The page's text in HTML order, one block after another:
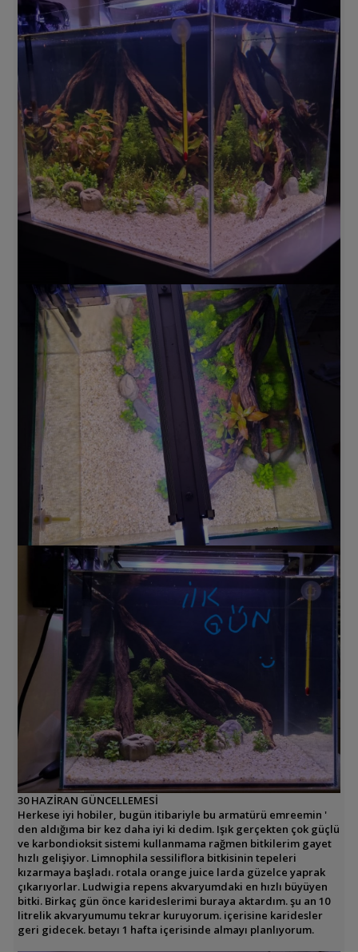
30 HAZİRAN GÜNCELLEMESİ
Herkese iyi hobiler, bugün itibariyle bu armatürü emreemin '
den aldığıma bir kez daha iyi ki dedim. Işık gerçekten çok güçlü
ve karbondioksit sistemi kullanmama rağmen bitkilerim gayet
hızlı gelişiyor. Limnophila sessiliflora bitkisinin tepeleri
kızarmaya başladı. rotala orange juice larda güzelce yaprak
çıkarıyorlar. Ludwigia repens akvaryumdaki en hızlı büyüyen
bitki. Birkaç gün önce karideslerimi buraya aktardım. şu an 10
litrelik akvaryumumu tekrar kuruyorum. içerisine karidesler
geri gidecek. betayı 1 hafta içerisinde almayı planlıyorum.